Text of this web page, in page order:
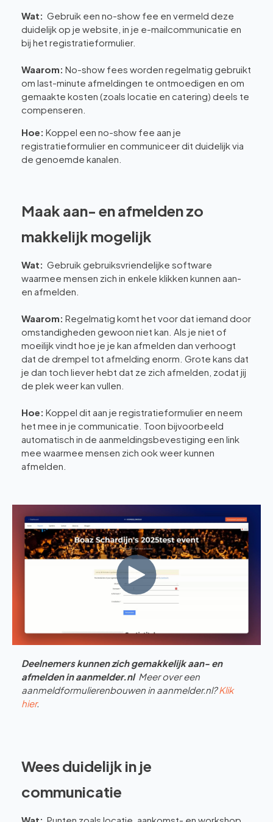
Wat: Gebruik een no-show fee en vermeld deze
duidelijk op je website, in je e-mailcommunicatie en
bij het registratieformulier.
Waarom: No-show fees worden regelmatig gebruikt
om last-minute afmeldingen te ontmoedigen en om
gemaakte kosten (zoals locatie en catering) deels te
compenseren.
Hoe: Koppel een no-show fee aan je
registratieformulier en communiceer dit duidelijk via
de genoemde kanalen.
Maak aan- en afmelden zo
makkelijk mogelijk
Wat: Gebruik gebruiksvriendelijke software
waarmee mensen zich in enkele klikken kunnen aan-
en afmelden.
Waarom: Regelmatig komt het voor dat iemand door
omstandigheden gewoon niet kan. Als je niet of
moeilijk vindt hoe je je kan afmelden dan verhoogt
dat de drempel tot afmelding enorm. Grote kans dat
je dan toch liever hebt dat ze zich afmelden, zodat jij
de plek weer kan vullen.
Hoe: Koppel dit aan je registratieformulier en neem
het mee in je communicatie. Toon bijvoorbeeld
automatisch in de aanmeldingsbevestiging een link
mee waarmee mensen zich ook weer kunnen
afmelden.
Deelnemers kunnen zich gemakkelijk aan- en
afmelden in aanmelder.nl Meer over een
aanmeldformulierenbouwen in aanmelder.nl?Klik
hier.
Wees duidelijk in je
communicatie